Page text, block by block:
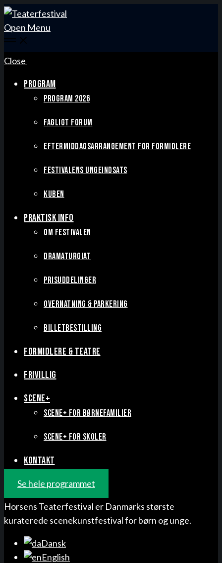
Open Menu
Close
PROGRAM
PROGRAM 2026
FAGLIGT FORUM
EFTERMIDDAGSARRANGEMENT FOR FORMIDLERE
FESTIVALENS UNGEINDSATS
KUBEN
PRAKTISK INFO
OM FESTIVALEN
DRAMATURGIAT
PRISUDDELINGER
OVERNATNING & PARKERING
BILLETBESTILLING
FORMIDLERE & TEATRE
FRIVILLIG
SCENE+
SCENE+ FOR BØRNEFAMILIER
SCENE+ FOR SKOLER
KONTAKT
Se hele programmet
Horsens Teaterfestival er Danmarks største
kuraterede scenekunstfestival for børn og unge.
Dansk
English